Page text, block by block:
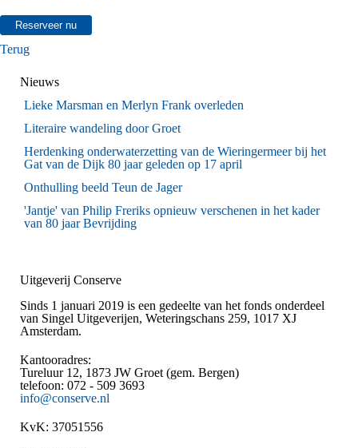
Terug
Nieuws
Lieke Marsman en Merlyn Frank overleden
Literaire wandeling door Groet
Herdenking onderwaterzetting van de Wieringermeer bij het
Gat van de Dijk 80 jaar geleden op 17 april
Onthulling beeld Teun de Jager
'Jantje' van Philip Freriks opnieuw verschenen in het kader
van 80 jaar Bevrijding
Uitgeverij Conserve
Sinds 1 januari 2019 is een gedeelte van het fonds onderdeel
van Singel Uitgeverijen, Weteringschans 259, 1017 XJ
Amsterdam.
Kantooradres:
Tureluur 12, 1873 JW Groet (gem. Bergen)
telefoon: 072 - 509 3693
info@conserve.nl
KvK: 37051556